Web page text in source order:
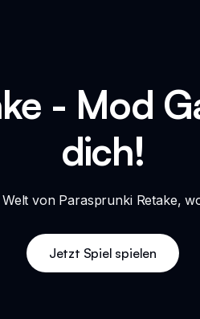
- Mod
dich!
von Parasprunki Retake,
Jetzt Spiel spielen